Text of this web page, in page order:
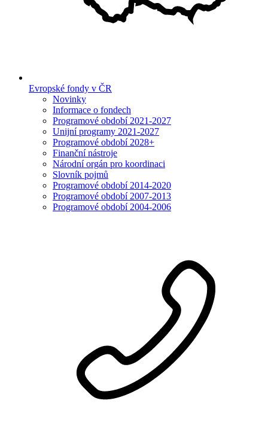
Evropské fondy v ČR
Novinky
Informace o fondech
Programové období 2021-2027
Unijní programy 2021-2027
Programové období 2028+
Finanční nástroje
Národní orgán pro koordinaci
Slovník pojmů
Programové období 2014-2020
Programové období 2007-2013
Programové období 2004-2006